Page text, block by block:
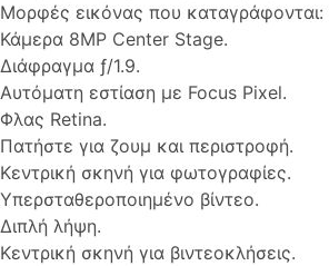
Μορφές εικόνας που καταγράφονται:
Κάμερα 8MP Center Stage.
Διάφραγμα ƒ/1.9.
Αυτόματη εστίαση με Focus Pixel.
Φλας Retina.
Πατήστε για ζουμ και περιστροφή.
Κεντρική σκηνή για φωτογραφίες.
Υπερσταθεροποιημένο βίντεο.
Διπλή λήψη.
Κεντρική σκηνή για βιντεοκλήσεις.